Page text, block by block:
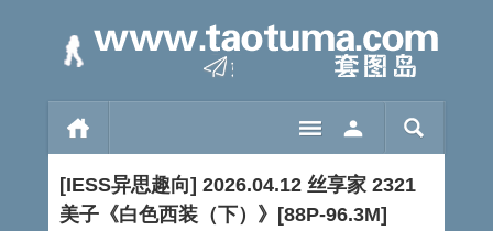
[IESS异思趣向] 2026.04.12 丝享家 2321
美子《白色西装（下）》[88P-96.3M]